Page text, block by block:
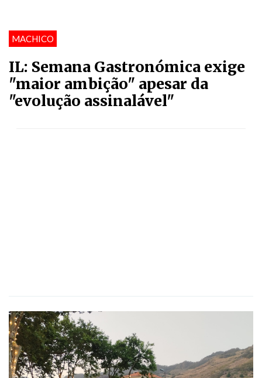
MACHICO
IL: Semana Gastronómica exige
"maior ambição" apesar da
"evolução assinalável"